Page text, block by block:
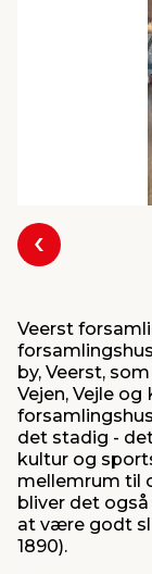
&
Forrige
Veerst
by, Veerst,
Vejen, Vejle og
det stadig -
kultur og
mellemrum til
bliver det
at være godt
1890).